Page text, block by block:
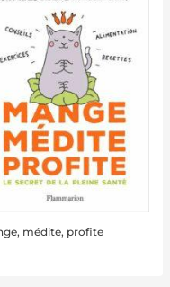
médite, profite